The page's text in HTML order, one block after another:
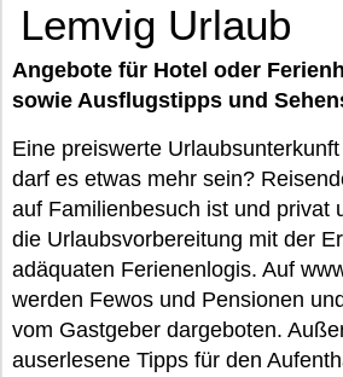
Lemvig Urlaub
Angebote für Hotel oder
sowie Ausflugstipps und
Eine preiswerte
darf es etwas mehr sein?
auf Familienbesuch ist und privat
die Urlaubsvorbereitung mit der
adäquaten Ferienenlogis. Auf
werden Fewos und Pensionen
vom Gastgeber dargeboten.
auserlesene Tipps für den